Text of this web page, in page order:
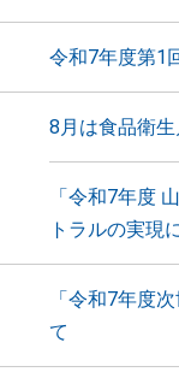
令和7年度第1
8月は食品衛生
「令和7年度
トラルの実現
「令和7年度
て